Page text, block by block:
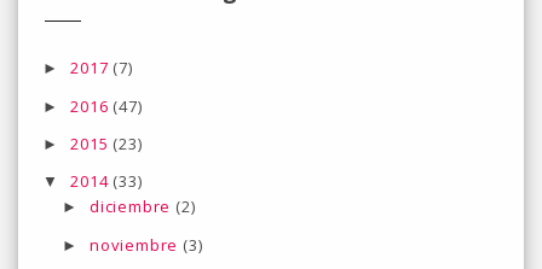
►2017 (7)
►2016 (47)
►2015 (23)
▼2014 (33)
► diciembre (2)
► noviembre (3)